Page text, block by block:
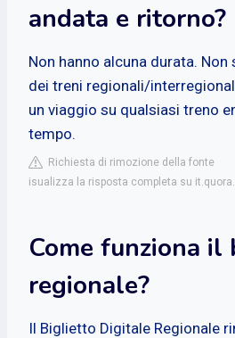
andata e ritorno?
Non hanno alcuna durata.
dei treni regionali/
un viaggio su qualsiasi treno
tempo.
Richiesta di rimozione della fonte
isualizza la risposta completa su
Come funziona
regionale?
Il Biglietto Digitale Regionale